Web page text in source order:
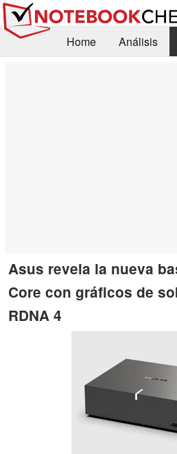
Home Análisis
Asus revela la nueva
Core con gráficos de
RDNA 4